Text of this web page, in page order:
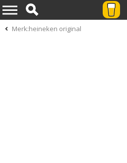
Merk:heineken original